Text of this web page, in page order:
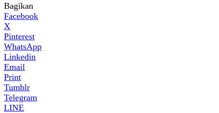
Bagikan
Facebook
X
Pinterest
WhatsApp
Linkedin
Email
Print
Tumblr
Telegram
LINE